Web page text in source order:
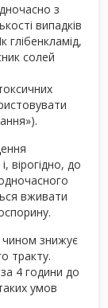
з
випадків
глібенкламід,
солей
вірогідно, до
вживати
чином знижує
тракту.
4 години до
умов